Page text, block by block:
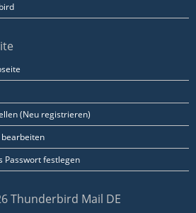
(Neu registrieren)
Passwort festlegen
Thunderbird Mail DE